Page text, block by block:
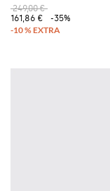
249,00 €
161,86 €
-35%